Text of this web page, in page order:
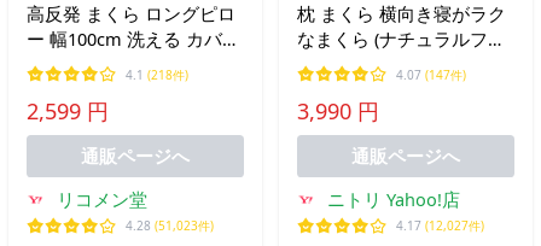
高反発 まくら ロングピロ
ー 幅100cm 洗える カバー
ウレタン 190N 寝返り パ
イル生地 ロング枕 枕 安眠
睡眠 硬め
4.1 (218件)
2,599 円
通販ページへ
リコメン堂
4.28 (51,023件)
枕 まくら 横向き寝がラク
なまくら (ナチュラルフィ
ット) 【玄関先迄納品】 ニ
トリ 仰向け 横向き いびき
高さ調整 抗菌 防臭 カバー
洗濯OK
4.07 (147件)
3,990 円
通販ページへ
ニトリ Yahoo!店
4.17 (12,027件)